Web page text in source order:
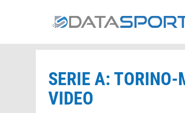
SERIE A:
VIDEO